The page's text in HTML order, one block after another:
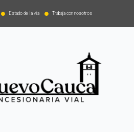
Estado de la via Trabaja con nosotros